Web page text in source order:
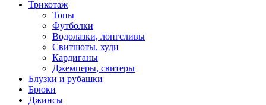
Трикотаж
Топы
Футболки
Водолазки, лонгсливы
Свитшоты, худи
Кардиганы
Джемперы, свитеры
Блузки и рубашки
Брюки
Джинсы